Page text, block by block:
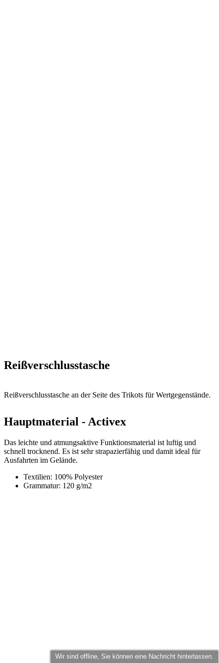
Reißverschlusstasche
Reißverschlusstasche an der Seite des Trikots für Wertgegenstände.
Hauptmaterial - Activex
Das leichte und atmungsaktive Funktionsmaterial ist luftig und
schnell trocknend. Es ist sehr strapazierfähig und damit ideal für
Ausfahrten im Gelände.
Textilien: 100% Polyester
Grammatur: 120 g/m2
Wir sind offline, Sie können eine Nachricht hinterlassen.